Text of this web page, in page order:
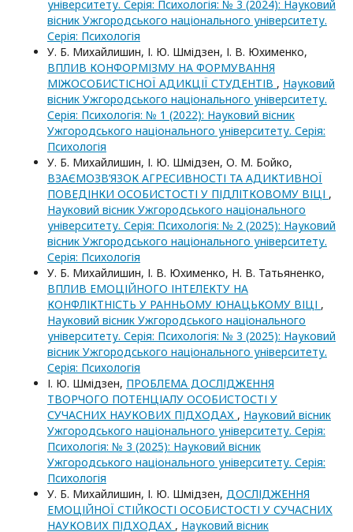
університету. Серія: Психологія: № 3 (2024): Науковий
вісник Ужгородського національного університету.
Серія: Психологія
У. Б. Михайлишин, І. Ю. Шмідзен, І. В. Юхименко,
ВПЛИВ КОНФОРМІЗМУ НА ФОРМУВАННЯ
МІЖОСОБИСТІСНОЇ АДИКЦІЇ СТУДЕНТІВ , Науковий
вісник Ужгородського національного університету.
Серія: Психологія: № 1 (2022): Науковий вісник
Ужгородського національного університету. Серія:
Психологія
У. Б. Михайлишин, І. Ю. Шмідзен, О. М. Бойко,
ВЗАЄМОЗВ’ЯЗОК АГРЕСИВНОСТІ ТА АДИКТИВНОЇ
ПОВЕДІНКИ ОСОБИСТОСТІ У ПІДЛІТКОВОМУ ВІЦІ ,
Науковий вісник Ужгородського національного
університету. Серія: Психологія: № 2 (2025): Науковий
вісник Ужгородського національного університету.
Серія: Психологія
У. Б. Михайлишин, І. В. Юхименко, Н. В. Татьяненко,
ВПЛИВ ЕМОЦІЙНОГО ІНТЕЛЕКТУ НА
КОНФЛІКТНІСТЬ У РАННЬОМУ ЮНАЦЬКОМУ ВІЦІ ,
Науковий вісник Ужгородського національного
університету. Серія: Психологія: № 3 (2025): Науковий
вісник Ужгородського національного університету.
Серія: Психологія
І. Ю. Шмідзен, ПРОБЛЕМА ДОСЛІДЖЕННЯ
ТВОРЧОГО ПОТЕНЦІАЛУ ОСОБИСТОСТІ У
СУЧАСНИХ НАУКОВИХ ПІДХОДАХ , Науковий вісник
Ужгородського національного університету. Серія:
Психологія: № 3 (2025): Науковий вісник
Ужгородського національного університету. Серія:
Психологія
У. Б. Михайлишин, І. Ю. Шмідзен, ДОСЛІДЖЕННЯ
ЕМОЦІЙНОЇ СТІЙКОСТІ ОСОБИСТОСТІ У СУЧАСНИХ
НАУКОВИХ ПІДХОДАХ , Науковий вісник